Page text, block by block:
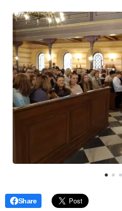
Share